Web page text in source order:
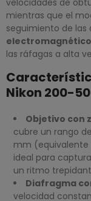
mientras que el
seguimiento de las
electromagnético
las ráfagas a alta
Nikon 200-
Objetivo con
cubre un rango
mm (equivalente
ideal para
un ritmo
Diafragma
velocidad